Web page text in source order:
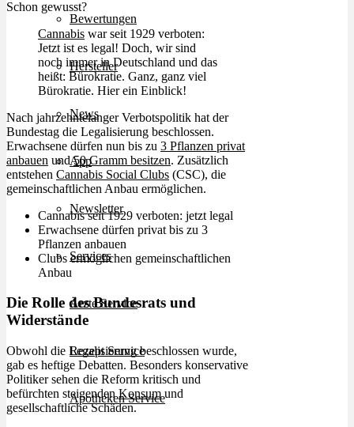
Bewertungen
Hersteller
News
App
Newsletter
Services
Ärzte Service
Rezept Service
Apotheken Service
Schon gewusst?
Cannabis war seit 1929 verboten:
Jetzt ist es legal! Doch, wir sind
noch immer in Deutschland und das
heißt: Bürokratie. Ganz, ganz viel
Bürokratie. Hier ein Einblick!
Nach jahrzehntelanger Verbotspolitik hat der
Bundestag die Legalisierung beschlossen.
Erwachsene dürfen nun bis zu 3 Pflanzen privat
anbauen und50 Gramm besitzen. Zusätzlich
entstehen Cannabis Social Clubs (CSC), die
gemeinschaftlichen Anbau ermöglichen.
Cannabis seit 1929 verboten: jetzt legal
Erwachsene dürfen privat bis zu 3
Pflanzen anbauen
Clubs ermöglichen gemeinschaftlichen
Anbau
Die Rolle des Bundesrats und
Widerstände
Obwohl die Legalisierung beschlossen wurde,
gab es heftige Debatten. Besonders konservative
Politiker sehen die Reform kritisch und
befürchten steigendenKonsumund
gesellschaftliche Schäden.